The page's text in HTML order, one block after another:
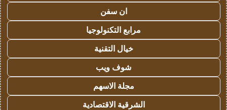
ان سفن
مرابع التكنولوجيا
خيال التقنية
شوف ويب
مجلة الاسهم
الشرقية الاقتصادية